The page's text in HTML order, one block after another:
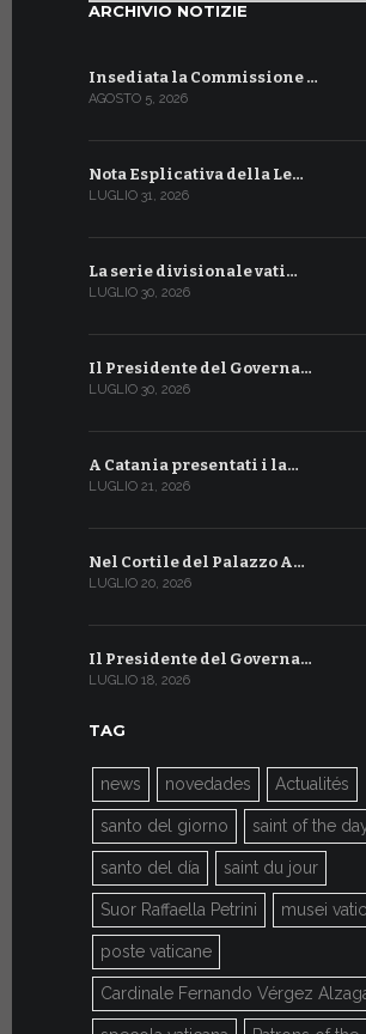
ARCHIVIO NOTIZIE
Insediata la Commissione …
AGOSTO 5, 2026
Nota Esplicativa della Le…
LUGLIO 31, 2026
La serie divisionale vati…
LUGLIO 30, 2026
Il Presidente del Governa…
LUGLIO 30, 2026
A Catania presentati i la…
LUGLIO 21, 2026
Nel Cortile del Palazzo A…
LUGLIO 20, 2026
Il Presidente del Governa…
LUGLIO 18, 2026
TAG
news novedades Actualités
santo del giorno saint of the
santo del día saint du jour
Suor Raffaella Petrini musei
poste vaticane
Cardinale Fernando Vérgez